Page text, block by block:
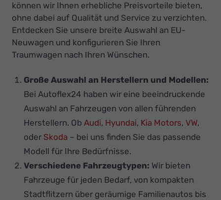
können wir Ihnen erhebliche Preisvorteile bieten,
ohne dabei auf Qualität und Service zu verzichten.
Entdecken Sie unsere breite Auswahl an EU-
Neuwagen und konfigurieren Sie Ihren
Traumwagen nach Ihren Wünschen.
Große Auswahl an Herstellern und Modellen:
Bei Autoflex24 haben wir eine beeindruckende
Auswahl an Fahrzeugen von allen führenden
Herstellern. Ob Audi, Hyundai, Kia Motors, VW,
oder Skoda – bei uns finden Sie das passende
Modell für Ihre Bedürfnisse.
Verschiedene Fahrzeugtypen: Wir bieten
Fahrzeuge für jeden Bedarf, von kompakten
Stadtflitzern über geräumige Familienautos bis